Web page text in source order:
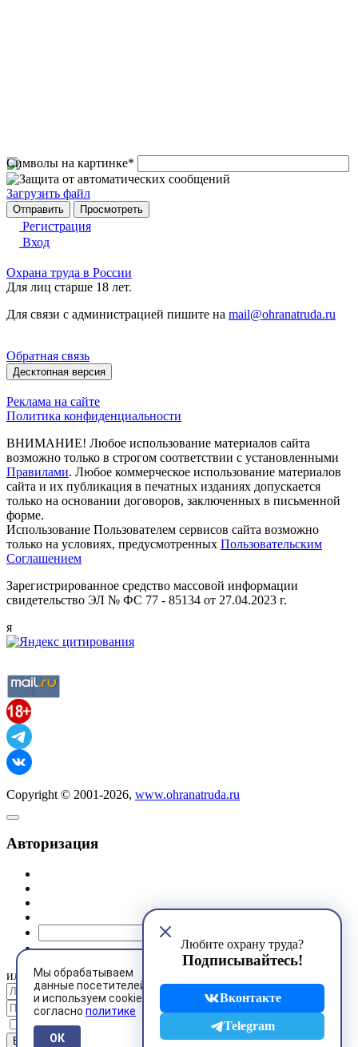
Символы на картинке*
Загрузить файл
Регистрация
Вход
Мы обрабатываем
данные посетителей
и используем cookies
согласно политике
ОК
Любите охрану труда?
Подписывайтесь!
Вконтакте
Telegram
Охрана труда в России
Для лиц старше 18 лет.
Для связи с администрацией пишите на mail@ohranatruda.ru
Обратная связь
Десктопная версия
Реклама на сайте
Политика конфиденциальности
ВНИМАНИЕ! Любое использование материалов сайта
возможно только в строгом соответствии с установленными
Правилами. Любое коммерческое использование материалов
сайта и их публикация в печатных изданиях допускается
только на основании договоров, заключенных в письменной
форме.
Использование Пользователем сервисов сайта возможно
только на условиях, предусмотренных Пользовательским
Соглашением
Зарегистрированное средство массовой информации
свидетельство ЭЛ № ФС 77 - 85134 от 27.04.2023 г.
я
Copyright © 2001-2026, www.ohranatruda.ru
Авторизация
или
Запомнить меня